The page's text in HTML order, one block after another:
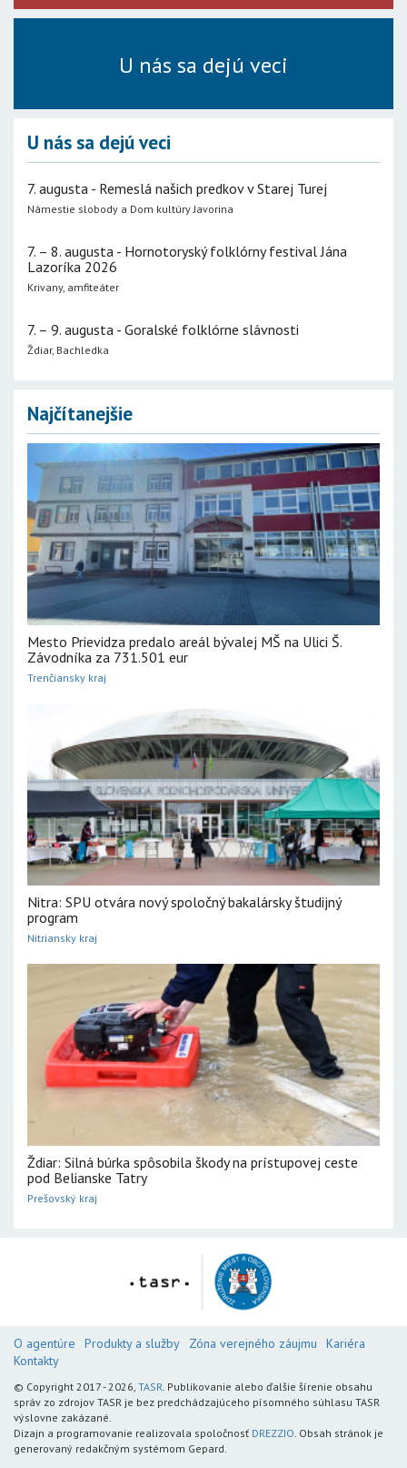
U nás sa dejú veci
U nás sa dejú veci
7. augusta - Remeslá našich predkov v Starej Turej
Námestie slobody a Dom kultúry Javorina
7. – 8. augusta - Hornotoryský folklórny festival Jána
Lazoríka 2026
Krivany, amfiteáter
7. – 9. augusta - Goralské folklórne slávnosti
Ždiar, Bachledka
Najčítanejšie
Mesto Prievidza predalo areál bývalej MŠ na Ulici Š.
Závodníka za 731.501 eur
Trenčiansky kraj
Nitra: SPU otvára nový spoločný bakalársky študijný
program
Nitriansky kraj
Ždiar: Silná búrka spôsobila škody na prístupovej ceste
pod Belianske Tatry
Prešovský kraj
O agentúre Produkty a služby Zóna verejného záujmu
Kariéra
Kontakty
© Copyright 2017 - 2026, TASR. Publikovanie alebo ďalšie šírenie obsahu
správ zo zdrojov TASR je bez predchádzajúceho písomného súhlasu TASR
výslovne zakázané.
Dizajn a programovanie realizovala spoločnosť DREZZIO. Obsah stránok je
generovaný redakčným systémom Gepard.